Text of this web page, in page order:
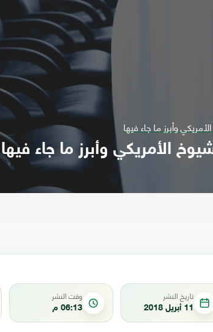
وأبرز ما جاء فيها
وأبرز ما جاء فيها
تاريخ النشر
11 أبريل 2018
وقت النشر
06:13 م